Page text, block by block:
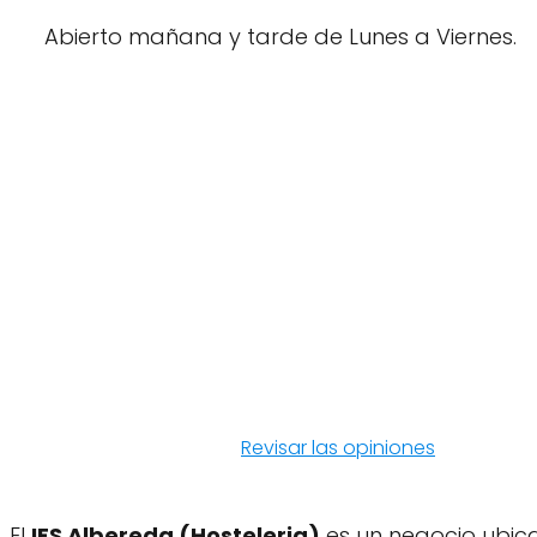
Abierto mañana y tarde de Lunes a Viernes.
Revisar las opiniones